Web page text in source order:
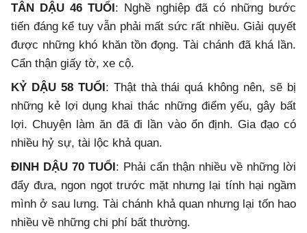
TÂN DẬU 46 TUỔI: Nghề nghiệp đã có những bước
tiến đáng kể tuy vẫn phải mất sức rất nhiều. Giải quyết
được những khó khăn tồn đọng. Tài chánh đã khá lần.
Cẩn thận giấy tờ, xe cộ.
KỶ DẬU 58 TUỔI: Thật thà thái quá không nên, sẽ bị
những kẻ lợi dụng khai thác những điểm yếu, gây bất
lợi. Chuyện làm ăn đã đi lần vào ổn định. Gia đạo có
nhiều hỷ sự, tài lộc khả quan.
ĐINH DẬU 70 TUỔI: Phải cẩn thận nhiều về những lời
đẩy đưa, ngon ngọt trước mặt nhưng lại tính hại ngầm
mình ở sau lưng. Tài chánh khả quan nhưng lại tốn hao
nhiều về những chi phí bất thường.